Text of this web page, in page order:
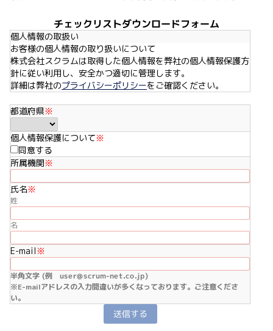
チェックリストダウンロードフォーム
個人情報の取扱い
お客様の個人情報の取り扱いについて
株式会社スクラムは取得した個人情報を弊社の個人情報保護方
針に従い利用し、安全かつ適切に管理します。
詳細は弊社のプライバシーポリシーをご確認ください。
都道府県※
個人情報保護について※
同意する
所属機関※
氏名※
姓
名
E-mail※
半角文字 (例 user@scrum-net.co.jp)
※E-mailアドレスの入力間違いが多くなっております。ご注意くださ
い。